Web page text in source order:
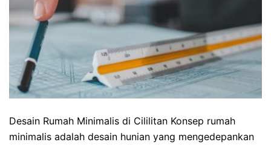
Desain Rumah Minimalis di Cililitan Konsep rumah
minimalis adalah desain hunian yang mengedepankan